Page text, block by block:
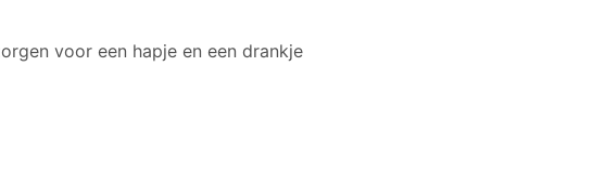
voor een hapje en een drankje